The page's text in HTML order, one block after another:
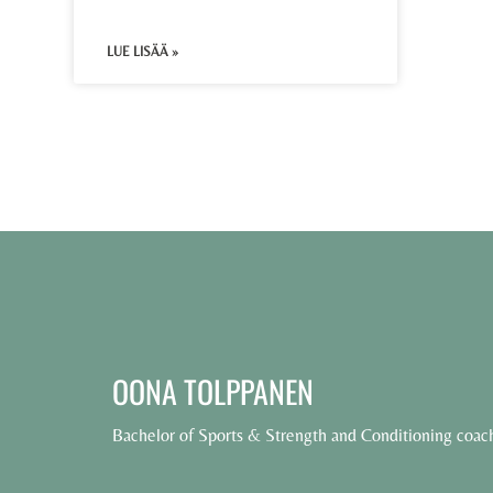
LUE LISÄÄ »
OONA TOLPPANEN
Bachelor of Sports & Strength and Conditioning